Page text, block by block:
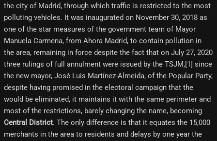
the city of Madrid, through which traffic is restricted to the most
polluting vehicles. It was inaugurated on November 30, 2018 as
one of the star measures of the government team of Mayor
Manuela Carmena, from Ahora Madrid, to contain pollution in
the area, remaining in force despite the fact that on July 27, 2020
three rulings of full annulment were issued by the TSJM,[1]​ since
the new mayor, José Luis Martínez-Almeida, of the Popular Party,
despite having promised in the electoral campaign that the
would be eliminated, it maintains it with the same perimeter and
most of the restrictions, barely changing the name, becoming
Central District. The only difference is that it equates the 15,000
merchants in the area to residents and delays by one year the